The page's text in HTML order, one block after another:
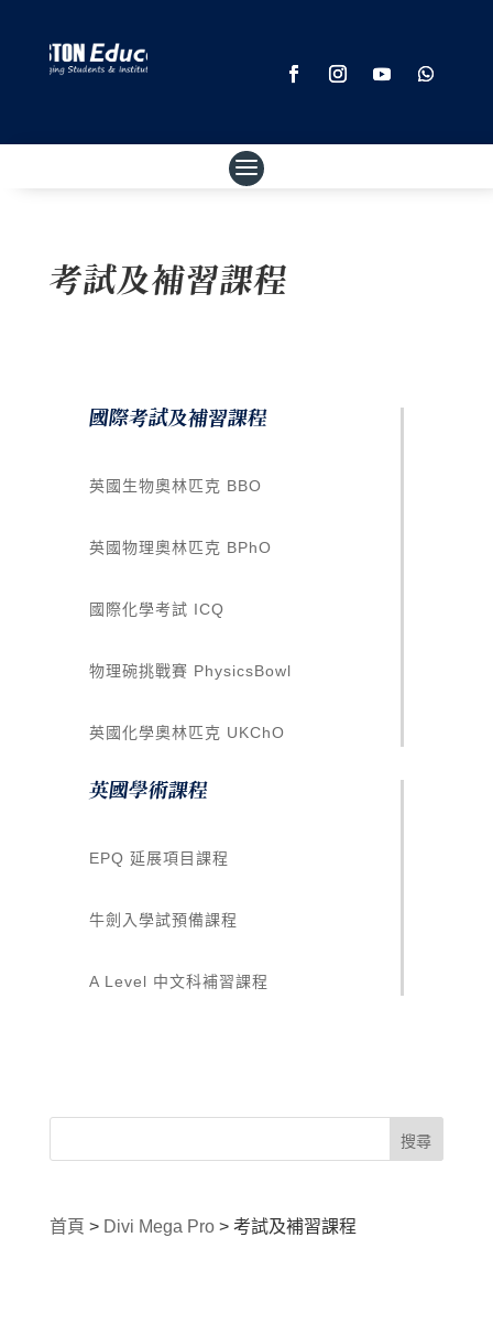
考試及補習課程
國際考試及補習課程
英國生物奧林匹克 BBO
英國物理奧林匹克 BPhO
國際化學考試 ICQ
物理碗挑戰賽 PhysicsBowl
英國化學奧林匹克 UKChO
英國學術課程
EPQ 延展項目課程
牛劍入學試預備課程
A Level 中文科補習課程
首頁 > Divi Mega Pro> 考試及補習課程